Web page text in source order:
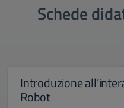
Schede
Introduzione
Robot